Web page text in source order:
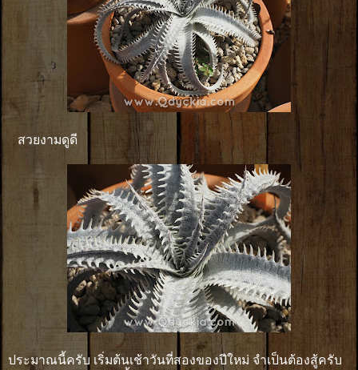
สวยงามดูดี
ประมาณนี้ครับ เริ่มต้นเช้าวันที่สองของปีใหม่ จำเป็นต้องสู้ครับ